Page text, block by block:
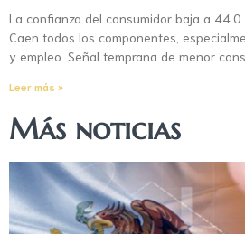
La confianza del consumidor baja a
Caen todos los componentes,
y empleo. Señal temprana de menor
Leer más »
Más noticias